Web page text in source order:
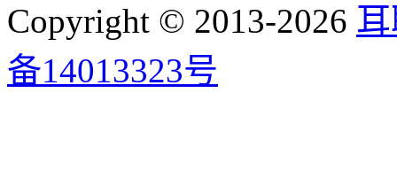
Copyright © 2013-2026
备14013323号